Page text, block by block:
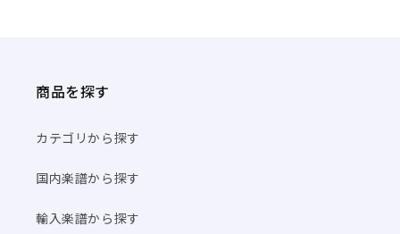
商品を探す
カテゴリから探す
国内楽譜から探す
輸入楽譜から探す